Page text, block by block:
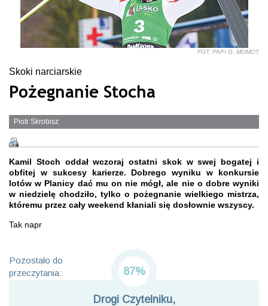
FOT. PAP/ G. MOMOT
Skoki narciarskie
Pożegnanie Stocha
Piotr Skrobisz
Kamil Stoch oddał wczoraj ostatni skok w swej bogatej i
obfitej w sukcesy karierze. Dobrego wyniku w konkursie
lotów w Planicy dać mu on nie mógł, ale nie o dobre wyniki
w niedzielę chodziło, tylko o pożegnanie wielkiego mistrza,
któremu przez cały weekend kłaniali się dosłownie wszyscy.
Tak napr
Pozostało do
przeczytania:
87%
Drogi Czytelniku,